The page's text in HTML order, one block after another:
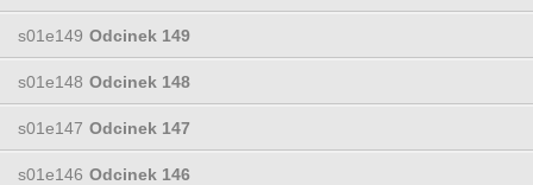
s01e149 Odcinek 149
s01e148 Odcinek 148
s01e147 Odcinek 147
s01e146 Odcinek 146